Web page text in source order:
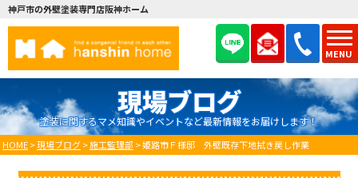
MENU
神戸市の外壁塗装専門店阪神ホーム
現場ブログ
塗装に関するマメ知識やイベントなど最新情報をお届けします！
HOME>現場ブログ>施工監理部 >姫路市Ｆ様邸 外壁既存下地拭き戻し作業